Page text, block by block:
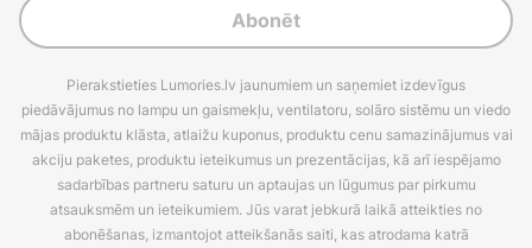
Abonēt
Pierakstieties Lumories.lv jaunumiem un saņemiet izdevīgus
piedāvājumus no lampu un gaismekļu, ventilatoru, solāro sistēmu un viedo
mājas produktu klāsta, atlaižu kuponus, produktu cenu samazinājumus vai
akciju paketes, produktu ieteikumus un prezentācijas, kā arī iespējamo
sadarbības partneru saturu un aptaujas un lūgumus par pirkumu
atsauksmēm un ieteikumiem. Jūs varat jebkurā laikā atteikties no
abonēšanas, izmantojot atteikšanās saiti, kas atrodama katrā